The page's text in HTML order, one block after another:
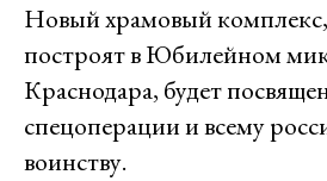
Новый храмовый
построят в Юбилейном
Краснодара, будет
спецоперации и всему
воинству.